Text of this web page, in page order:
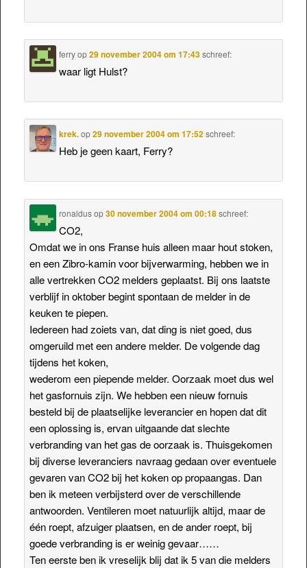
ferryop29 november 2004 om 17:43 schreef:
waar ligt Hulst?
krek.op29 november 2004 om 17:52 schreef:
Heb je geen kaart, Ferry?
ronaldusop30 november 2004 om 00:18 schreef:
CO2,
Omdat we in ons Franse huis alleen maar hout stoken,
en een Zibro-kamin voor bijverwarming, hebben we in
alle vertrekken CO2 melders geplaatst. Bij ons laatste
verblijf in oktober begint spontaan de melder in de
keuken te piepen.
Iedereen had zoiets van, dat ding is niet goed, dus
omgeruild met een andere melder. De volgende dag
tijdens het koken,
wederom een piepende melder. Oorzaak moet dus wel
het gasfornuis zijn. We hebben een nieuw fornuis
besteld bij de plaatselijke leverancier en hopen dat dit
een oplossing is, ervan uitgaande dat slechte
verbranding van het gas de oorzaak is. Thuisgekomen
bij diverse leveranciers navraag gedaan over eventuele
gevaren van CO2 bij het koken op propaangas. Dan
ben ik meteen verbijsterd over de verschillende
antwoorden. Ventileren moet natuurlijk altijd, maar de
één roept, afzuiger plaatsen, en de ander roept, bij
goede verbranding is er weinig gevaar……
Ten eerste ben ik vreselijk blij dat ik 5 van die melders